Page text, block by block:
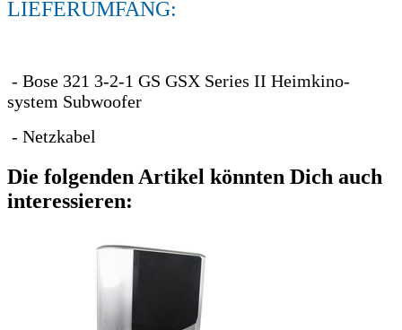
LIEFERUMFANG:
- Bose 321 3-2-1 GS GSX Series II Heimkino-
system Subwoofer
- Netzkabel
Die folgenden Artikel könnten Dich auch
interessieren: